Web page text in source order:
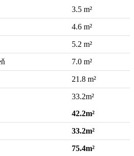
3.5 m²
4.6 m²
5.2 m²
7.0 m²
21.8 m²
33.2m²
42.2m²
33.2m²
75.4m²